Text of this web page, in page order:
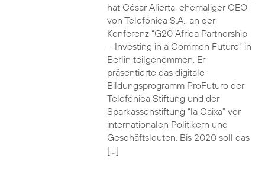
hat César Alierta, ehemaliger CEO
von Telefónica S.A., an der
Konferenz “G20 Africa Partnership
– Investing in a Common Future” in
Berlin teilgenommen. Er
präsentierte das digitale
Bildungsprogramm ProFuturo der
Telefónica Stiftung und der
Sparkassenstiftung “la Caixa” vor
internationalen Politikern und
Geschäftsleuten. Bis 2020 soll das
[…]